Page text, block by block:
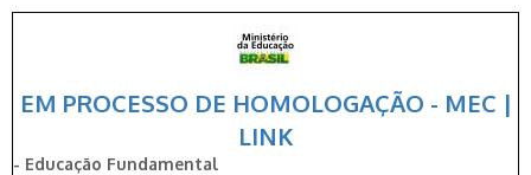
EM PROCESSO DE HOMOLOGAÇÃO - MEC |
LINK
- Educação Fundamental